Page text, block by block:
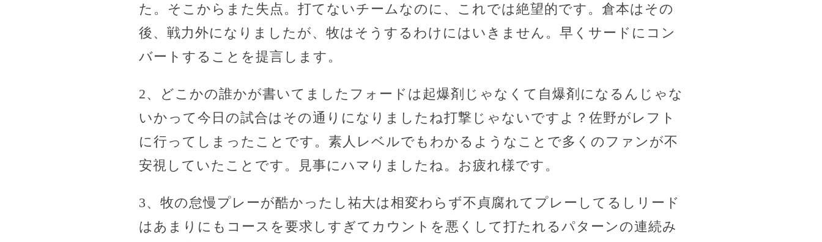
た。そこからまた失点。打てないチームなのに、これでは絶望的です。倉本はその
後、戦力外になりましたが、牧はそうするわけにはいきません。早くサードにコン
バートすることを提言します。
2、どこかの誰かが書いてましたフォードは起爆剤じゃなくて自爆剤になるんじゃな
いかって今日の試合はその通りになりましたね打撃じゃないですよ？佐野がレフト
に行ってしまったことです。素人レベルでもわかるようなことで多くのファンが不
安視していたことです。見事にハマりましたね。お疲れ様です。
3、牧の怠慢プレーが酷かったし祐大は相変わらず不貞腐れてプレーしてるしリード
はあまりにもコースを要求しすぎてカウントを悪くして打たれるパターンの連続み